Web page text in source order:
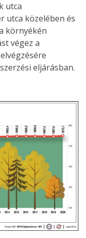
utca
utca közelében és
környékén
végez a
eljárásban.